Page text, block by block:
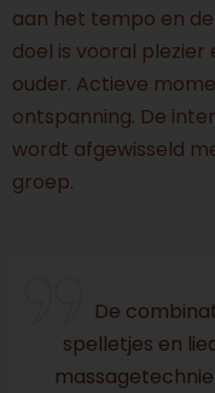
aan het tempo en
doel is vooral
ouder. Actieve
ontspanning. De
wordt afgewisseld
groep.
De
spelletjes en